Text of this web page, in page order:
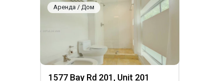
Аренда / Дом
1577 Bay Rd 201, Unit 201